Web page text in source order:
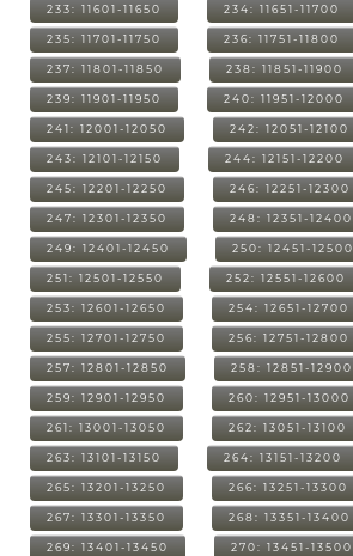
233: 11601-11650 234: 11651-11700
235: 11701-11750 236: 11751-11800
237: 11801-11850 238: 11851-11900
239: 11901-11950 240: 11951-12000
241: 12001-12050 242: 12051-12100
243: 12101-12150 244: 12151-12200
245: 12201-12250 246: 12251-12300
247: 12301-12350 248: 12351-12400
249: 12401-12450 250: 12451-12500
251: 12501-12550 252: 12551-12600
253: 12601-12650 254: 12651-12700
255: 12701-12750 256: 12751-12800
257: 12801-12850 258: 12851-12900
259: 12901-12950 260: 12951-13000
261: 13001-13050 262: 13051-13100
263: 13101-13150 264: 13151-13200
265: 13201-13250 266: 13251-13300
267: 13301-13350 268: 13351-13400
269: 13401-13450 270: 13451-13500